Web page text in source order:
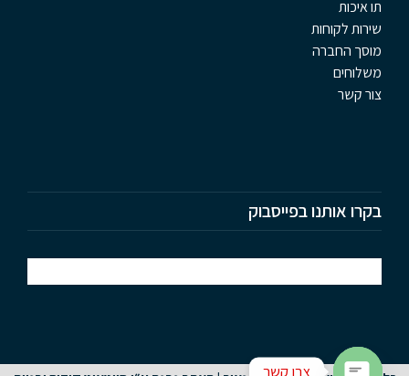
תו איכות
שירות לקוחות
מוסך החברה
משלוחים
צור קשר
בקרו אותנו בפייסבוק
צרו קשר